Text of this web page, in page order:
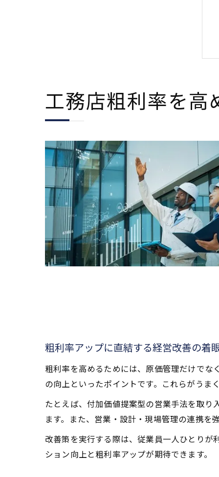
工務店粗利率を高
粗利率アップに直結する経営改善の着
粗利率を高めるためには、原価管理だけでな
の向上といったポイントです。これらがうま
たとえば、付加価値提案型の営業手法を取り
ます。また、営業・設計・現場管理の連携を
改善策を実行する際は、従業員一人ひとりが
ション向上と粗利率アップが期待できます。